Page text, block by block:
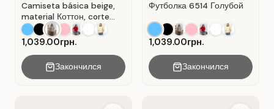
Camiseta básica beige,
material Коттон, corte
recto . Beige .
1,039.00грн.
Закончился
Футболка 6514 Голубой
1,039.00грн.
Закончился